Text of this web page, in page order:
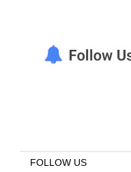
FOLLOW US